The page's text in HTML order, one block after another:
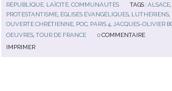
RÉPUBLIQUE, LAÏCITÉ, COMMUNAUTÉS
TAGS :ALSACE
PROTESTANTISME ÉGLISES ÉVANGÉLIQUES LUTHÉRIENS
OUVERTE CHRÉTIENNE POC PARIS 4 JACQUES-OLIVIER
OEUVRES,TOUR DE FRANCE 0 COMMENTAIRE
IMPRIMER